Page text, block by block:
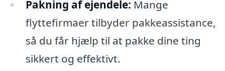
Pakning af ejendele: Mange
flyttefirmaer tilbyder pakkeassistance,
så du får hjælp til at pakke dine ting
sikkert og effektivt.